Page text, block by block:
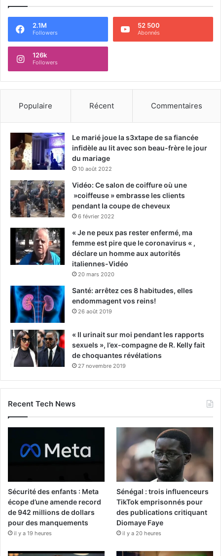
2.1M
Followers
52 500
Abonnés
126k
Followers
Populaire Récent Commentaires
Le marié joue la s3xtape de sa fiancée
infidèle au lit avec son beau-frère le jour
du mariage
10 août 2022
Vidéo: Ce salon de coiffure où une
»coiffeuse » embrasse les clients
pendant la coupe de cheveux
6 février 2022
« Je ne peux pas rester enfermé, ma
femme est pire que le coronavirus « ,
déclare un homme aux autorités
italiennes-Vidéo
20 mars 2020
Santé: arrêtez ces 8 habitudes, elles
endommagent vos reins!
26 août 2019
« Il urinait sur moi pendant les rapports
sexuels », l’ex-compagne de R. Kelly fait
de choquantes révélations
27 novembre 2019
Recent Tech News
Sécurité des enfants : Meta
écope d’une amende record
de 942 millions de dollars
pour des manquements
il y a 19 heures
Sénégal : trois influenceurs
TikTok emprisonnés pour
des publications critiquant
Diomaye Faye
il y a 20 heures